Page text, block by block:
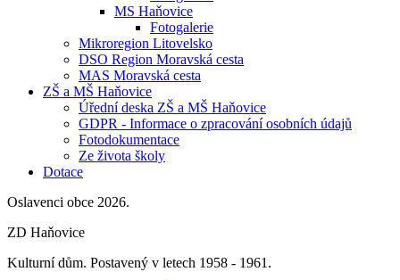
MS Haňovice
Fotogalerie
Mikroregion Litovelsko
DSO Region Moravská cesta
MAS Moravská cesta
ZŠ a MŠ Haňovice
Úřední deska ZŠ a MŠ Haňovice
GDPR - Informace o zpracování osobních údajů
Fotodokumentace
Ze života školy
Dotace
Oslavenci obce 2026.
ZD Haňovice
Kulturní dům. Postavený v letech 1958 - 1961.